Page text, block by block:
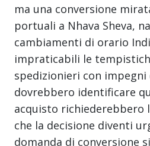
ma una conversione
portuali a Nhava Sheva,
cambiamenti di orario
impraticabili le
spedizionieri con impegni
dovrebbero identificare
acquisto richiederebbero
che la decisione diventi
domanda di conversione